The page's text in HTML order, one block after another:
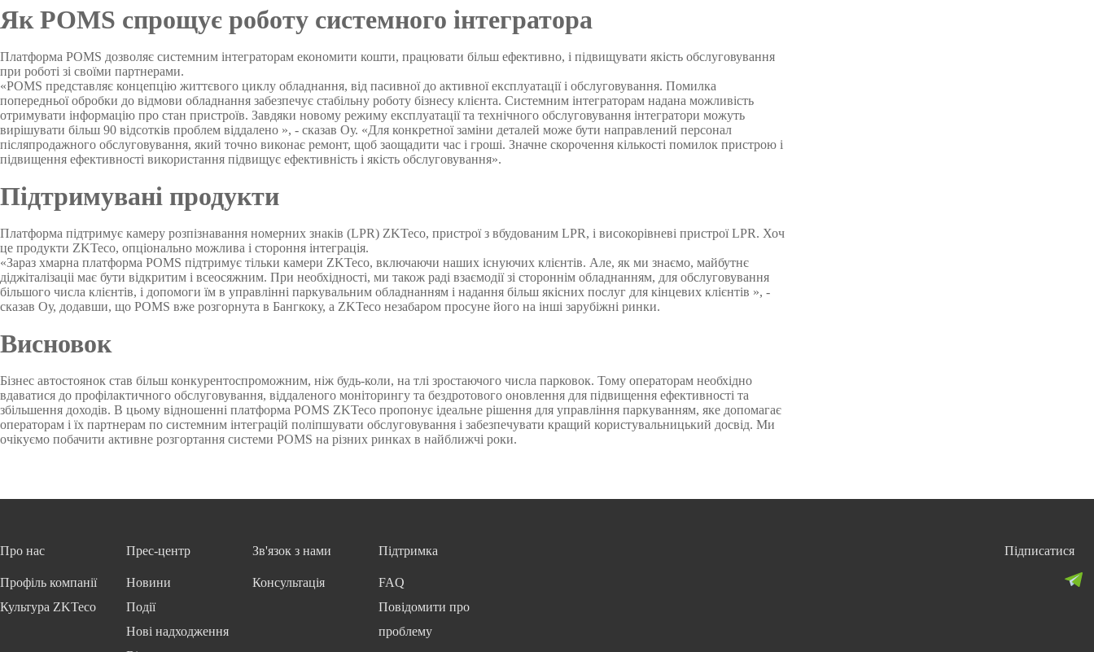
Як POMS спрощує роботу системного інтегратора
Платформа POMS дозволяє системним інтеграторам економити кошти, працювати більш ефективно, і підвищувати якість обслуговування
при роботі зі своїми партнерами.
«POMS представляє концепцію життєвого циклу обладнання, від пасивної до активної експлуатації і обслуговування. Помилка
попередньої обробки до відмови обладнання забезпечує стабільну роботу бізнесу клієнта. Системним інтеграторам надана можливість
отримувати інформацію про стан пристроїв. Завдяки новому режиму експлуатації та технічного обслуговування інтегратори можуть
вирішувати більш 90 відсотків проблем віддалено », - сказав Оу. «Для конкретної заміни деталей може бути направлений персонал
післяпродажного обслуговування, який точно виконає ремонт, щоб заощадити час і гроші. Значне скорочення кількості помилок пристрою і
підвищення ефективності використання підвищує ефективність і якість обслуговування».
Підтримувані продукти
Платформа підтримує камеру розпізнавання номерних знаків (LPR) ZKTeco, пристрої з вбудованим LPR, і високорівневі пристрої LPR. Хоч
це продукти ZKTeco, опціонально можлива і стороння інтеграція.
«Зараз хмарна платформа POMS підтримує тільки камери ZKTeco, включаючи наших існуючих клієнтів. Але, як ми знаємо, майбутнє
діджіталізаціі має бути відкритим і всеосяжним. При необхідності, ми також раді взаємодії зі стороннім обладнанням, для обслуговування
більшого числа клієнтів, і допомоги їм в управлінні паркувальним обладнанням і надання більш якісних послуг для кінцевих клієнтів », -
сказав Оу, додавши, що POMS вже розгорнута в Бангкоку, а ZKTeco незабаром просуне його на інші зарубіжні ринки.
Висновок
Бізнес автостоянок став більш конкурентоспроможним, ніж будь-коли, на тлі зростаючого числа парковок. Тому операторам необхідно
вдаватися до профілактичного обслуговування, віддаленого моніторингу та бездротового оновлення для підвищення ефективності та
збільшення доходів. В цьому відношенні платформа POMS ZKTeco пропонує ідеальне рішення для управління паркуванням, яке допомагає
операторам і їх партнерам по системним інтеграцій поліпшувати обслуговування і забезпечувати кращий користувальницький досвід. Ми
очікуємо побачити активне розгортання системи POMS на різних ринках в найближчі роки.
Про нас
Профіль компанії
Культура ZKTeco
Прес-центр
Новини
Події
Нові надходження
Зв'язок з нами
Консультація
Підтримка
FAQ
Повідомити про
проблему
Підписатися